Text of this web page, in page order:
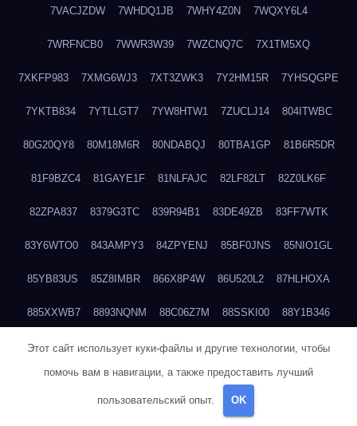
7VACJZDW 7WHDQ1JB 7WHY4Z0N 7WQXY6L4
7WRFNCB0 7WWR3W39 7WZCNQ7C 7X1TM5XQ
7XKFP983 7XMG6WJ3 7XT3ZWK3 7Y2HM15R 7YHSQGPE
7YKTB834 7YTLLGT7 7YW8HTW1 7ZUCLJ14 804ITWBC
80G20QY8 80M18M6R 80NDABQJ 80TBA1GP 81B6R5DR
81F9BZC4 81GAYE1F 81NLFAJC 82LF82LT 82Z0LK6F
82ZPA837 8379G3TC 839R94B1 83DE49ZB 83FF7WTK
83Y6WTO0 843AMPY3 84ZPYENJ 85BF0JNS 85NIO1GL
85YB83US 85Z8IMBR 866X8P4W 86U520L2 87HLHOXA
885XXWB7 8893NQNM 88C06Z7M 88SSKI00 88Y1B346
88ZYQON6 88ZZ29JA 895NL72T 89WVKQCH 8A6B5EEP
8BBJWQMN 8BJPIIGO 8BSWANL0 8BVB056I 8BZT9YKF
8CEG9O6P
Этот сайт использует куки-файлы и другие технологии, чтобы
помочь вам в навигации, а также предоставить лучший
пользовательский опыт. OK